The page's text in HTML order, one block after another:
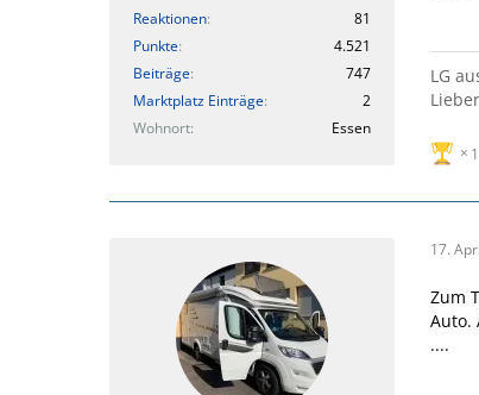
Reaktionen
81
Punkte
4.521
Beiträge
747
Marktplatz Einträge
2
Wohnort
Essen
LG
1
17.
Zum
Auto.
....